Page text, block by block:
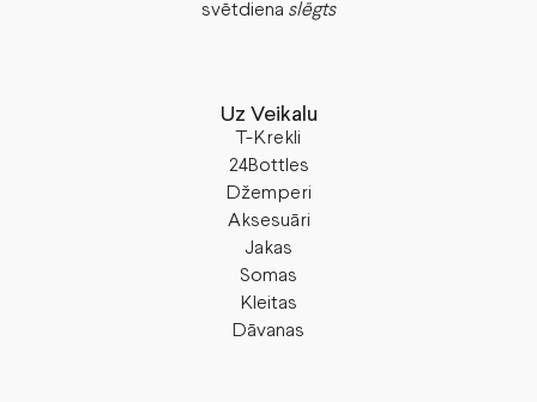
svētdiena slēgts
Uz Veikalu
T-Krekli
24Bottles
Džemperi
Aksesuāri
Jakas
Somas
Kleitas
Dāvanas